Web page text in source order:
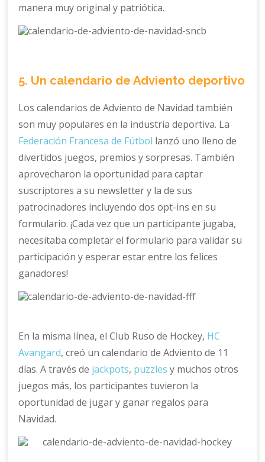
manera muy original y patriótica.
5. Un calendario de Adviento deportivo
Los calendarios de Adviento de Navidad también
son muy populares en la industria deportiva. La
Federación Francesa de Fútbol lanzó uno lleno de
divertidos juegos, premios y sorpresas. También
aprovecharon la oportunidad para captar
suscriptores a su newsletter y la de sus
patrocinadores incluyendo dos opt-ins en su
formulario. ¡Cada vez que un participante jugaba,
necesitaba completar el formulario para validar su
participación y esperar estar entre los felices
ganadores!
En la misma línea, el Club Ruso de Hockey, HC
Avangard, creó un calendario de Adviento de 11
días. A través de jackpots, puzzles y muchos otros
juegos más, los participantes tuvieron la
oportunidad de jugar y ganar regalos para
Navidad.